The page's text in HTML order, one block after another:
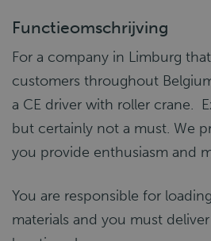
Functieomschrijving
For a company in Limburg
customers throughout
a CE driver with roller crane.
but certainly not a must. We
you provide enthusiasm and
You are responsible for
materials and you must